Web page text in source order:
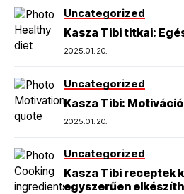
Uncategorized
Kasza Tibi titkai:
2025.01.20.
Uncategorized
Kasza Tibi:
2025.01.20.
Uncategorized
Kasza Tibi receptek
egyszerűen